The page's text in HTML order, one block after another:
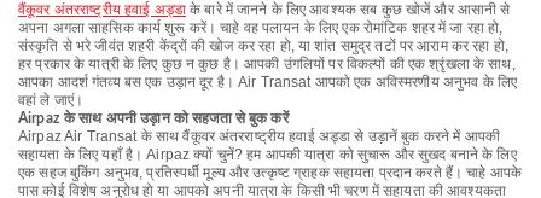
वैंकूवर अंतरराष्ट्रीय हवाई अड्डाके बारे में जानने के लिए आवश्यक सब कुछ खोजें और आसानी से
अपना अगला साहसिक कार्य शुरू करें। चाहे वह पलायन के लिए एक रोमांटिक शहर में जा रहा हो,
संस्कृति से भरे जीवंत शहरी केंद्रों की खोज कर रहा हो, या शांत समुद्र तटों पर आराम कर रहा हो,
हर प्रकार के यात्री के लिए कुछ न कुछ है। आपकी उंगलियों पर विकल्पों की एक श्रृंखला के साथ,
आपका आदर्श गंतव्य बस एक उड़ान दूर है। Air Transat आपको एक अविस्मरणीय अनुभव के लिए
वहां ले जाएं।
Airpaz के साथ अपनी उड़ान को सहजता से बुक करें
Airpaz Air Transat के साथ वैंकूवर अंतरराष्ट्रीय हवाई अड्डा से उड़ानें बुक करने में आपकी
सहायता के लिए यहाँ है। Airpaz क्यों चुनें? हम आपकी यात्रा को सुचारू और सुखद बनाने के लिए
एक सहज बुकिंग अनुभव, प्रतिस्पर्धी मूल्य और उत्कृष्ट ग्राहक सहायता प्रदान करते हैं। चाहे आपके
पास कोई विशेष अनुरोध हो या आपको अपनी यात्रा के किसी भी चरण में सहायता की आवश्यकता